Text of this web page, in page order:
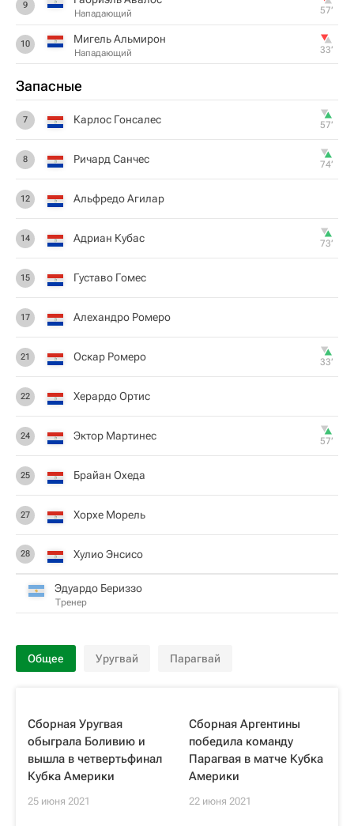
9
Нападающий 57‎’‎
10 Мигель Альмирон
Нападающий 33‎’‎
Запасные
7 Карлос Гонсалес 57‎’‎
8 Ричард Санчес 74‎’‎
12 Альфредо Агилар
14 Адриан Кубас 73‎’‎
15 Густаво Гомес
17 Алехандро Ромеро
21 Оскар Ромеро 33‎’‎
22 Херардо Ортис
24 Эктор Мартинес 57‎’‎
25 Брайан Охеда
27 Хорхе Морель
28 Хулио Энсисо
Эдуардо Бериззо
Тренер
Общее Уругвай Парагвай
Сборная Уругвая
обыграла Боливию и
вышла в четвертьфинал
Кубка Америки
25 июня 2021
Сборная Аргентины
победила команду
Парагвая в матче Кубка
Америки
22 июня 2021